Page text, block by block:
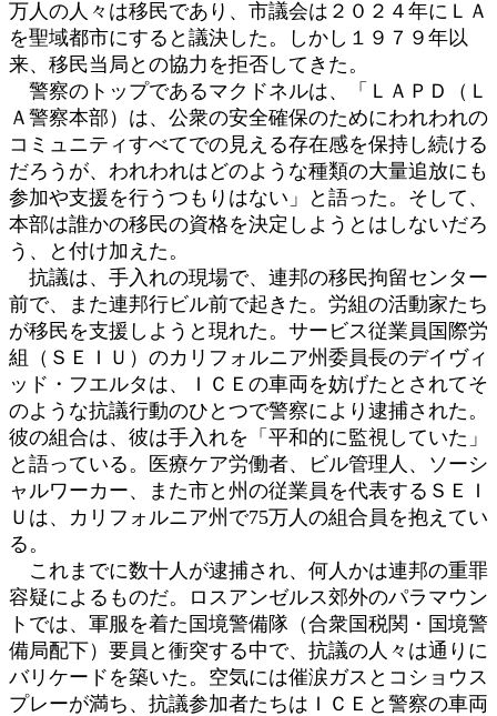
万人の人々は移民であり、市議会は２０２４年にＬＡ
を聖域都市にすると議決した。しかし１９７９年以
来、移民当局との協力を拒否してきた。
警察のトップであるマクドネルは、「ＬＡＰＤ（Ｌ
Ａ警察本部）は、公衆の安全確保のためにわれわれの
コミュニティすべてでの見える存在感を保持し続ける
だろうが、われわれはどのような種類の大量追放にも
参加や支援を行うつもりはない」と語った。そして、
本部は誰かの移民の資格を決定しようとはしないだろ
う、と付け加えた。
抗議は、手入れの現場で、連邦の移民拘留センター
前で、また連邦行ビル前で起きた。労組の活動家たち
が移民を支援しようと現れた。サービス従業員国際労
組（ＳＥＩＵ）のカリフォルニア州委員長のデイヴィ
ッド・フエルタは、ＩＣＥの車両を妨げたとされてそ
のような抗議行動のひとつで警察により逮捕された。
彼の組合は、彼は手入れを「平和的に監視していた」
と語っている。医療ケア労働者、ビル管理人、ソーシ
ャルワーカー、また市と州の従業員を代表するＳＥＩ
Ｕは、カリフォルニア州で75万人の組合員を抱えてい
る。
これまでに数十人が逮捕され、何人かは連邦の重罪
容疑によるものだ。ロスアンゼルス郊外のパラマウン
トでは、軍服を着た国境警備隊（合衆国税関・国境警
備局配下）要員と衝突する中で、抗議の人々は通りに
バリケードを築いた。空気には催涙ガスとコショウス
プレーが満ち、抗議参加者たちはＩＣＥと警察の車両